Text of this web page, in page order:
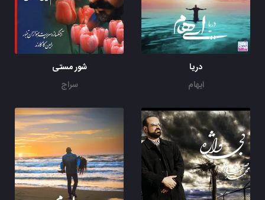
دریا
ایهام
شور مستی
سراج